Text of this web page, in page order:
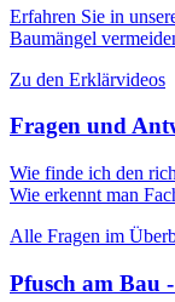
Erfahren Sie in
Baumängel
Zu den Erklärvideos
Fragen und
Wie finde ich den
Wie erkennt man
Alle Fragen im
Pfusch am Bau